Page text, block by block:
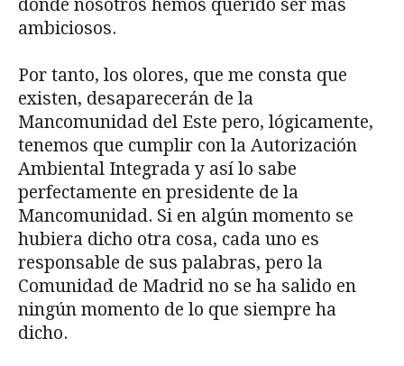
donde nosotros hemos querido ser más
ambiciosos.
Por tanto, los olores, que me consta que
existen, desaparecerán de la
Mancomunidad del Este pero, lógicamente,
tenemos que cumplir con la Autorización
Ambiental Integrada y así lo sabe
perfectamente en presidente de la
Mancomunidad. Si en algún momento se
hubiera dicho otra cosa, cada uno es
responsable de sus palabras, pero la
Comunidad de Madrid no se ha salido en
ningún momento de lo que siempre ha
dicho.